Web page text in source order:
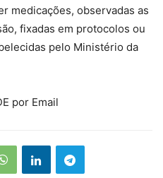
medicações, observadas as
fixadas em protocolos ou
pelo Ministério da
por Email